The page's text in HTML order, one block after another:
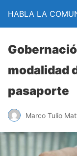
HABLA LA
modalidad
pasaporte
Marco Tulio